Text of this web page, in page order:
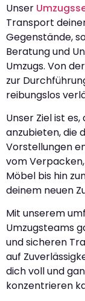
Unser
Transport
Gegenstände,
Beratung und
Umzugs. Von
zur
reibungslos
Unser Ziel ist
anzubieten, die
Vorstellungen
vom
Möbel bis hin
deinem neuen
Mit unserem
Umzugsteams
und sicheren
auf
dich voll und
konzentrieren